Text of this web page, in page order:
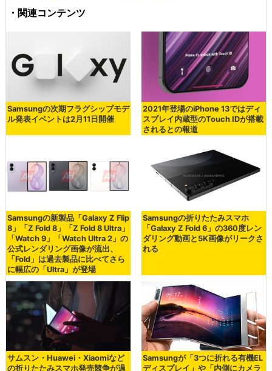
・関連コンテンツ
Samsungの次期フラグシップモデ
ル発表イベントは2月11日開催
2021年登場のiPhone 13ではディ
スプレイ内蔵型のTouch IDが搭載
されるとの報道
Samsungの新製品「Galaxy Z Flip
8」「Z Fold 8」「Z Fold 8 Ultra」
「Watch 9」「Watch Ultra 2」の
公式レンダリング画像が流出、
「Fold」は過去製品に比べてさら
に幅広の「Ultra」が登場
Samsungの折りたたみスマホ
「Galaxy Z Fold 6」の360度レン
ダリング動画と5K画像がリークさ
れる
サムスン・Huawei・Xiaomiなど
の折りたたみスマホ発売競争が過
Samsungが「3つに折れる有機EL
ディスプレイ」や「内側にカメラ